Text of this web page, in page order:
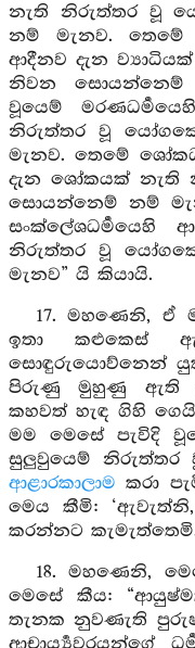
නැති නිරුත්තර වූ
නම් මැනව. තෙමේ
ආදීනව දැන
නිවන සොයන්නෙම්
වූයෙම්
නිරුත්තර වූ
මැනව. තෙමේ
දැන ශෝකයක් නැති
සොයන්නෙම් නම්
නිරුත්තර වූ
මැනව” යි කියායි.
17. මහණෙනි, ඒ
ඉතා කළුකෙස්
සොඳුරුයොව්නෙන්
පිරුණු මුහුණු ඇති
කහවත් හැඳ ගිහි
මම මෙසේ පැවිදි
සුලුවුයෙම් නිරුත්තර
ආළාරකාලාම කරා
මෙය කීමි:
කරන්නට
18. මහණෙනි,
මෙසේ කීය:
තැනක නුවණැති